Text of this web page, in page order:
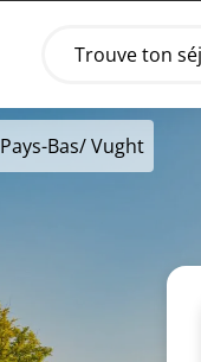
Trouve ton
Pays-Bas/ Vught